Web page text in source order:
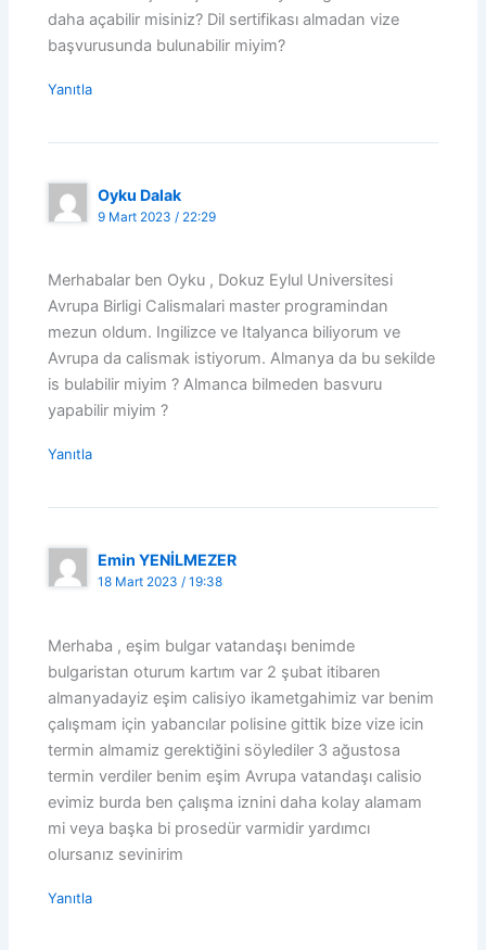
daha açabilir misiniz? Dil sertifikası almadan vize
başvurusunda bulunabilir miyim?
Yanıtla
Oyku Dalak
9 Mart 2023 / 22:29
Merhabalar ben Oyku , Dokuz Eylul Universitesi
Avrupa Birligi Calismalari master programindan
mezun oldum. Ingilizce ve Italyanca biliyorum ve
Avrupa da calismak istiyorum. Almanya da bu sekilde
is bulabilir miyim ? Almanca bilmeden basvuru
yapabilir miyim ?
Yanıtla
Emin YENİLMEZER
18 Mart 2023 / 19:38
Merhaba , eşim bulgar vatandaşı benimde
bulgaristan oturum kartım var 2 şubat itibaren
almanyadayiz eşim calisiyo ikametgahimiz var benim
çalışmam için yabancılar polisine gittik bize vize icin
termin almamiz gerektiğini söylediler 3 ağustosa
termin verdiler benim eşim Avrupa vatandaşı calisio
evimiz burda ben çalışma iznini daha kolay alamam
mi veya başka bi prosedür varmidir yardımcı
olursanız sevinirim
Yanıtla